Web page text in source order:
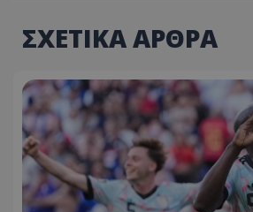
ΣΧΕΤΙΚΑ ΑΡΘΡΑ